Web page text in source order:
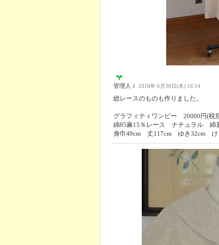
管理人Ｉ 2016年 6月30日(木) 16:14
総レースのものも作りました。
グラフィティワンピー 20000円(税
綿85麻15％レース ナチュラル 綿
身巾49cm 丈117cm ゆき32cm け